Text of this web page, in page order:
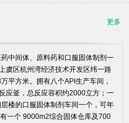
更多
间体、原料药和口服固体制剂一
虞区杭州湾经济技术开发区纬一路
平方米。拥有八个API生产车间，
应釜，总反应容积约2000立方；一
楼的口服固体制剂车间一个，可年
一个 9000m2综合固体仓库及700